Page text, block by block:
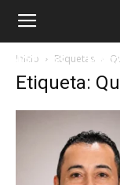
NOTICIAS
Inicio Etiquetas
Etiqueta: